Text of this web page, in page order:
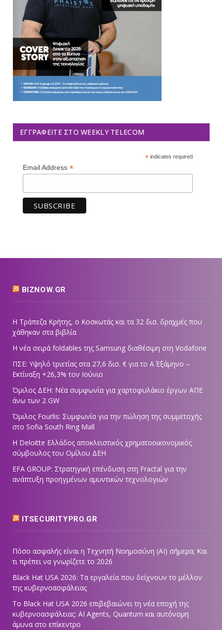
ΕΓΓΡΑΦΕΊΤΕ ΣΤΟ WEEKLY TELECOM
*indicates required
Email Address *
BIZNOW.GR
Η Τράπεζα Κρήτης, ο Κοσκωτάς και τα 32 δισ. δραχμές που
χάθηκαν στα βιβλία
Η νέα σειρά foldables της Samsung διαθέσιμη στη Vodafone
ΠΣΕ: Υψηλό τριετίας στα 27,6 δισ. € για το Α΄ Εξάμηνο –
Εκτίναξη +26,3% τον Ιούνιο
Όμιλος ΔΕΗ: Νέα συμφωνία για χαρτοφυλάκιο έργων ΑΠΕ
άνω των 2 GW
Όμιλος Fourlis: Συμφωνία για την πώληση της συμμετοχής
στο Sofia South Ring Mall
Η Deloitte Ελλάδος αποκλειστικός χρηματοοικονομικός
σύμβουλος του Ομίλου ΔΕΗ
EFA GROUP: Στρατηγική επένδυση στη Fractal για την
ανάπτυξη προηγμένων αμυντικών τεχνολογιών
ITSECURITYPRO.GR
Πόσο ασφαλής είναι η Τεχνητή Νοημοσύνη (AI) σήμερα; Και
τι πρέπει να γνωρίζετε το 2026
Black Hat USA 2026: Τα εργαλεία που δείχνουν το μέλλον
της κυβερνοασφάλειας
Το Black Hat USA 2026 επιβεβαιώνει τη νέα εποχή της
κυβερνοασφάλειας: AI Agents, Quantum και αυτόνομη
άμυνα στο επίκεντρο